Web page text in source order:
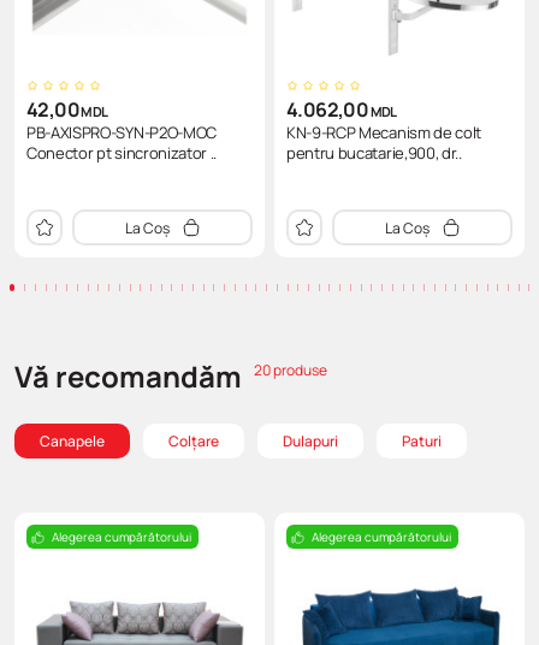
42,00MDL
PB-AXISPRO-SYN-P2O-MOC
Conector pt sincronizator ..
La Coș
4.062,00MDL
KN-9-RCP Mecanism de colt
pentru bucatarie,900, dr..
La Coș
Vă recomandăm 20 produse
Canapele Colţare Dulapuri Paturi
Alegerea cumpărătorului Alegerea cumpărătorului